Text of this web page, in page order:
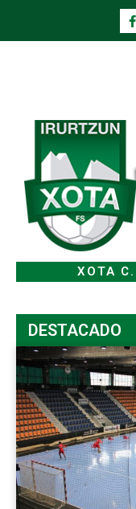
XOTA
DESTACADO